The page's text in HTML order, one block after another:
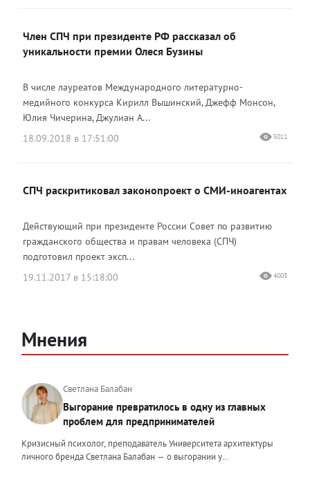
Член СПЧ при президенте РФ рассказал об
уникальности премии Олеся Бузины
В числе лауреатов Международного литературно-
медийного конкурса Кирилл Вышинский, Джефф Монсон,
Юлия Чичерина, Джулиан А...
18.09.2018 в 17:51:00
5011
СПЧ раскритиковал законопроект о СМИ-иноагентах
Действующий при президенте России Совет по развитию
гражданского общества и правам человека (СПЧ)
подготовил проект эксп...
19.11.2017 в 15:18:00
4003
Мнения
Светлана Балабан
Выгорание превратилось в одну из главных
проблем для предпринимателей
Кризисный психолог, преподаватель Университета архитектуры
личного бренда Светлана Балабан — о выгорании у